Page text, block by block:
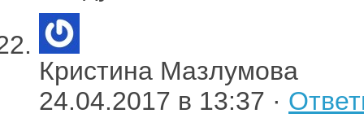
Кристина Мазлумова
24.04.2017 в 13:37 ·